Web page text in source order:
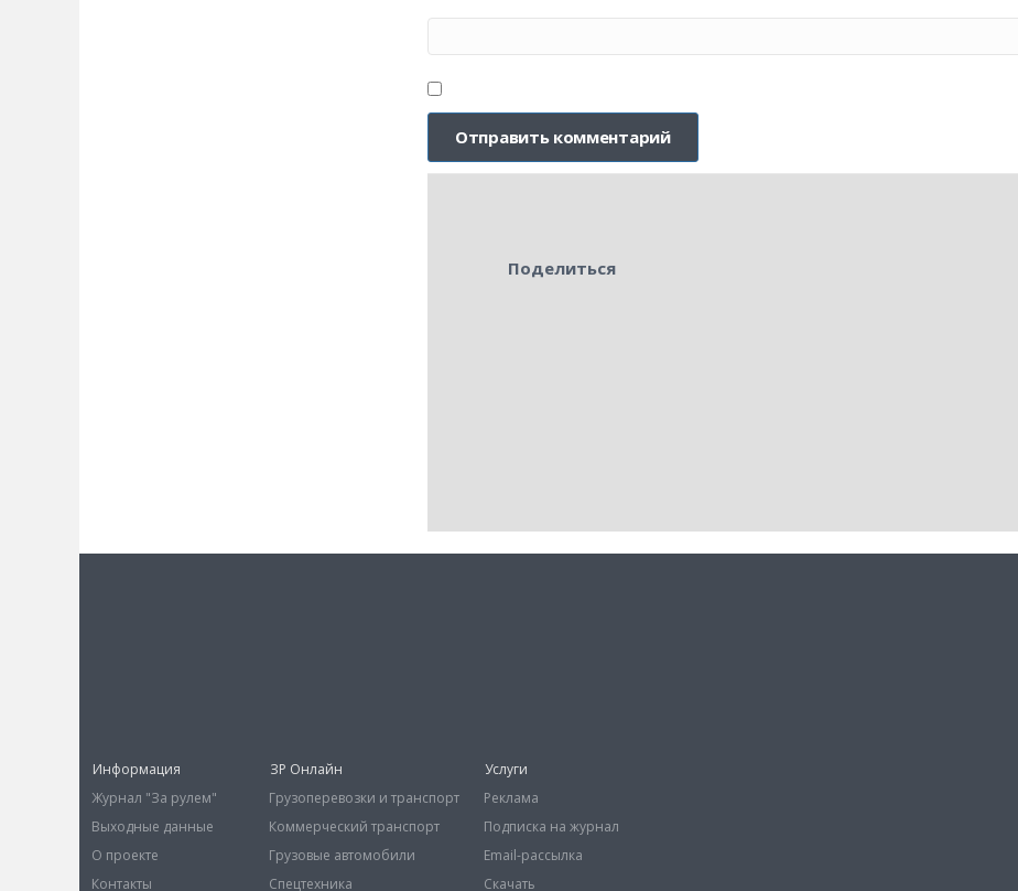
Поделиться
Информация
Журнал "За рулем"
Выходные данные
О проекте
Контакты
ЗР Онлайн
Грузоперевозки и транспорт
Коммерческий транспорт
Грузовые автомобили
Спецтехника
Услуги
Реклама
Подписка на журнал
Email-рассылка
Скачать